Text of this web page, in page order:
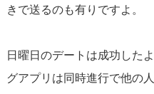
降なら大丈夫です」など。
わなければまた先の日を提
お相手がYESかNOで答え易
きで送るのも有りですよ。
日曜日のデートは成功した
グアプリは同時進行で他の